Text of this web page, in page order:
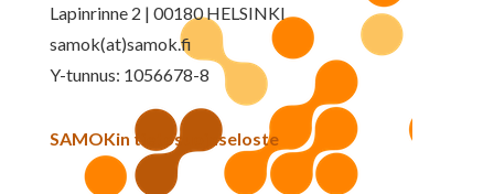
Lapinrinne 2 | 00180 HELSINKI
samok(at)samok.fi
Y-tunnus: 1056678-8
SAMOKin tietosuojaseloste